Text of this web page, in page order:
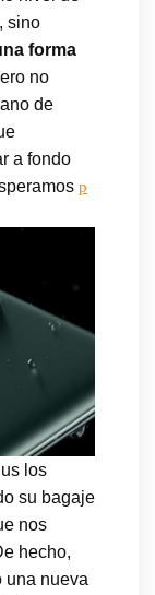
sino
forma
no
de
a fondo
p
los
su bagaje
nos
hecho,
una nueva